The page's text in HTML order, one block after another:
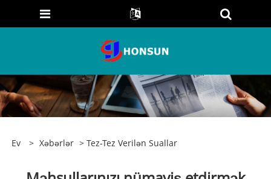
Ev > Xəbərlər > Tez-Tez Verilən Suallar